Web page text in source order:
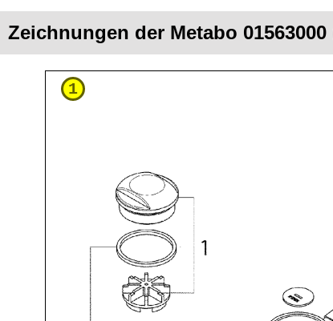
Zeichnungen der Metabo 01563000
1